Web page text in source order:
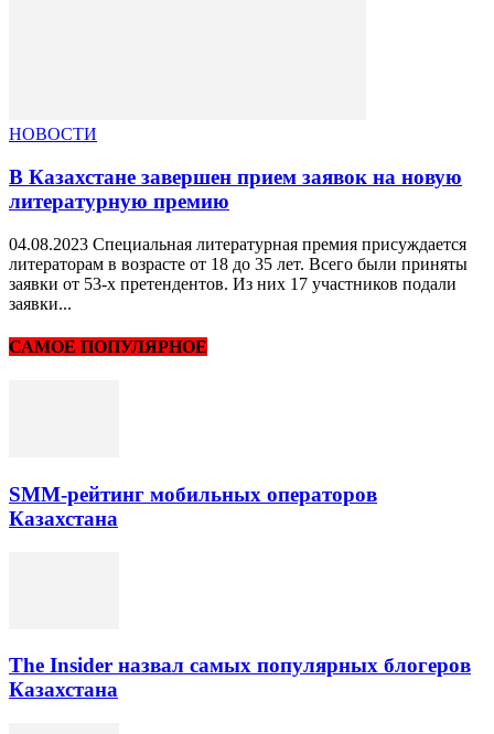
НОВОСТИ
В Казахстане завершен прием заявок на новую
литературную премию
04.08.2023 Специальная литературная премия присуждается
литераторам в возрасте от 18 до 35 лет. Всего были приняты
заявки от 53-х претендентов. Из них 17 участников подали
заявки...
САМОЕ ПОПУЛЯРНОЕ
SMM-рейтинг мобильных операторов
Казахстана
The Insider назвал самых популярных блогеров
Казахстана